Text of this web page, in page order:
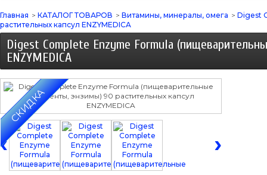
Главная > КАТАЛОГ ТОВАРОВ > Витамины, минералы, омега > Digest
растительных капсул ENZYMEDICA
Digest Complete Enzyme Formula
ENZYMEDICA
СКИДКА
‹ ›